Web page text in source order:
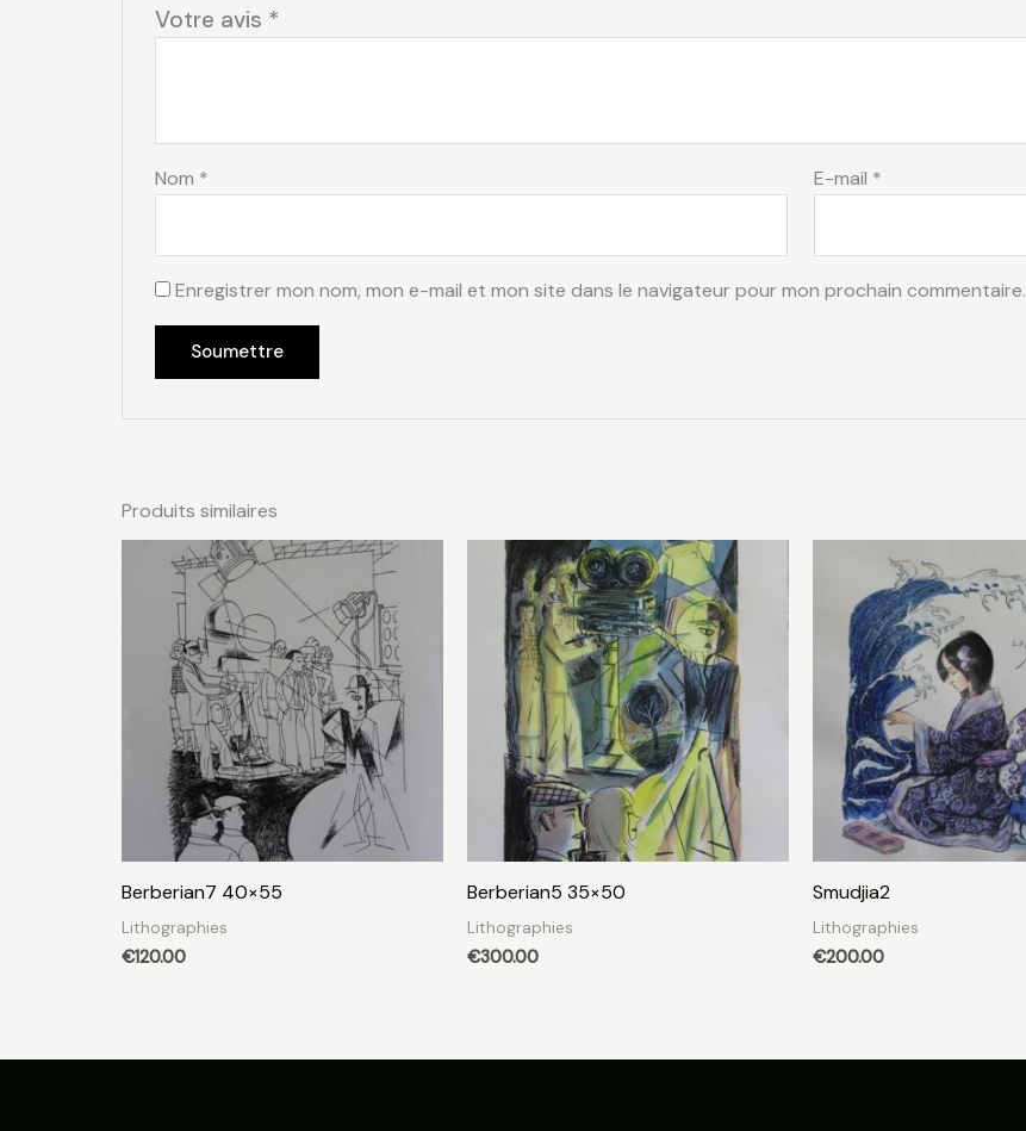
Votre avis *
Nom * E-mail *
Enregistrer mon nom, mon e-mail et mon site dans le navigateur pour mon prochain commentaire.
Produits similaires
Berberian7 40×55
Lithographies
€120.00
Berberian5 35×50
Lithographies
€300.00
Smudjia2
Lithographies
€200.00